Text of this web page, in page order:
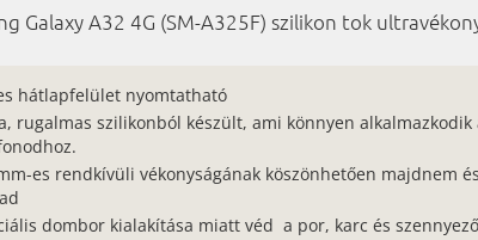
Galaxy A32 4G (SM-A325F) szilikon tok
hátlapfelület nyomtatható
rugalmas szilikonból készült, ami könnyen alkalmazkodik
es rendkívüli vékonyságának köszönhetően majdnem
dombor kialakítása miatt véd a por, karc és